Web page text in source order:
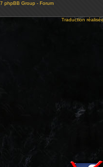
phpBB Group - Forum
Traduction